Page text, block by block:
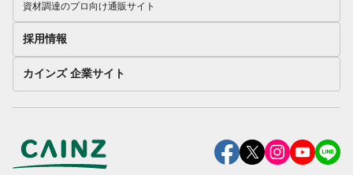
資材調達のプロ向け通販サイト
採用情報
カインズ 企業サイト